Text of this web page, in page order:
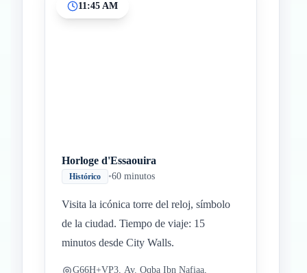
11:45 AM
Horloge d'Essaouira
Histórico •60 minutos
Visita la icónica torre del reloj, símbolo
de la ciudad. Tiempo de viaje: 15
minutos desde City Walls.
G66H+VP3, Av. Oqba Ibn Nafiaa,